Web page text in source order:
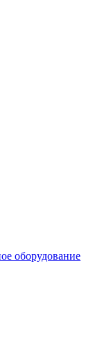
оборудование